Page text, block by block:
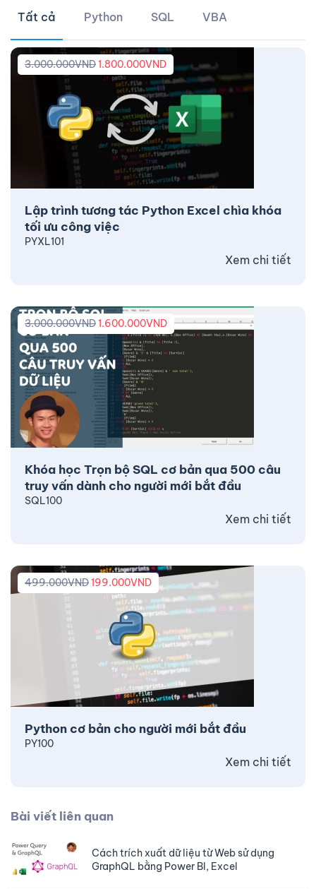
Tất cả Python SQL VBA
Lập trình tương tác Python Excel chìa khóa
tối ưu công việc
3.000.000VND1.800.000VND
PYXL101
Xem chi tiết
Khóa học Trọn bộ SQL cơ bản qua 500 câu
truy vấn dành cho người mới bắt đầu
3.000.000VND1.600.000VND
SQL100
Xem chi tiết
Python cơ bản cho người mới bắt đầu
499.000VND199.000VND
PY100
Xem chi tiết
Bài viết liên quan
Cách trích xuất dữ liệu từ Web sử dụng
GraphQL bằng Power BI, Excel